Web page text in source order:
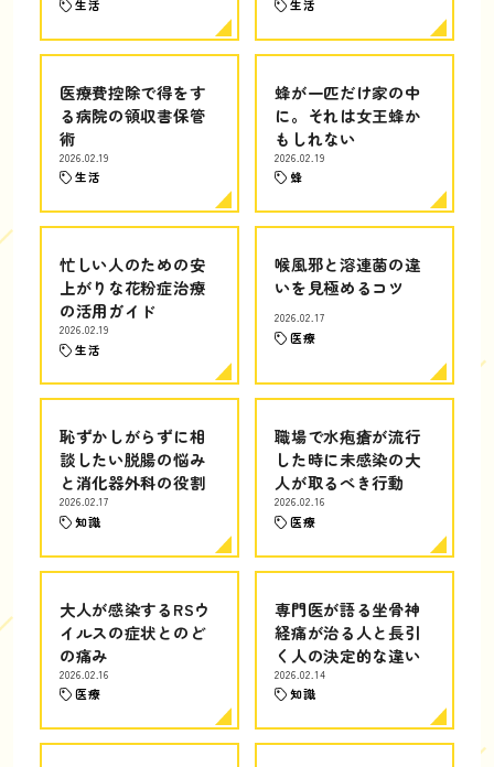
生活 生活
医療費控除で得をす
る病院の領収書保管
術
2026.02.19
生活
蜂が一匹だけ家の中
に。それは女王蜂か
もしれない
2026.02.19
蜂
忙しい人のための安
上がりな花粉症治療
の活用ガイド
2026.02.19
生活
喉風邪と溶連菌の違
いを見極めるコツ
2026.02.17
医療
恥ずかしがらずに相
談したい脱腸の悩み
と消化器外科の役割
2026.02.17
知識
職場で水疱瘡が流行
した時に未感染の大
人が取るべき行動
2026.02.16
医療
大人が感染するRSウ
イルスの症状とのど
の痛み
2026.02.16
医療
専門医が語る坐骨神
経痛が治る人と長引
く人の決定的な違い
2026.02.14
知識